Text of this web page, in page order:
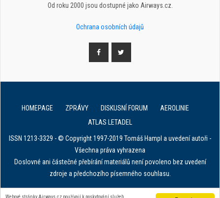
Webové stránky Airways.cz používají k poskytování služeb,
Od roku 2000 jsou dostupné jako Airways.cz.
Ochrana osobních údajů
HOMEPAGE ZPRÁVY DISKUSNÍ FORUM
AEROLINIE
ATLAS LETADEL
ISSN 1213-3329 - © Copyright 1997-2019 Tomáš Hampl a uvedení autoři -
Všechna práva vyhrazena
Doslovné ani částečné přebírání materiálů není povoleno bez uvedení
zdroje a předchozího písemného souhlasu.